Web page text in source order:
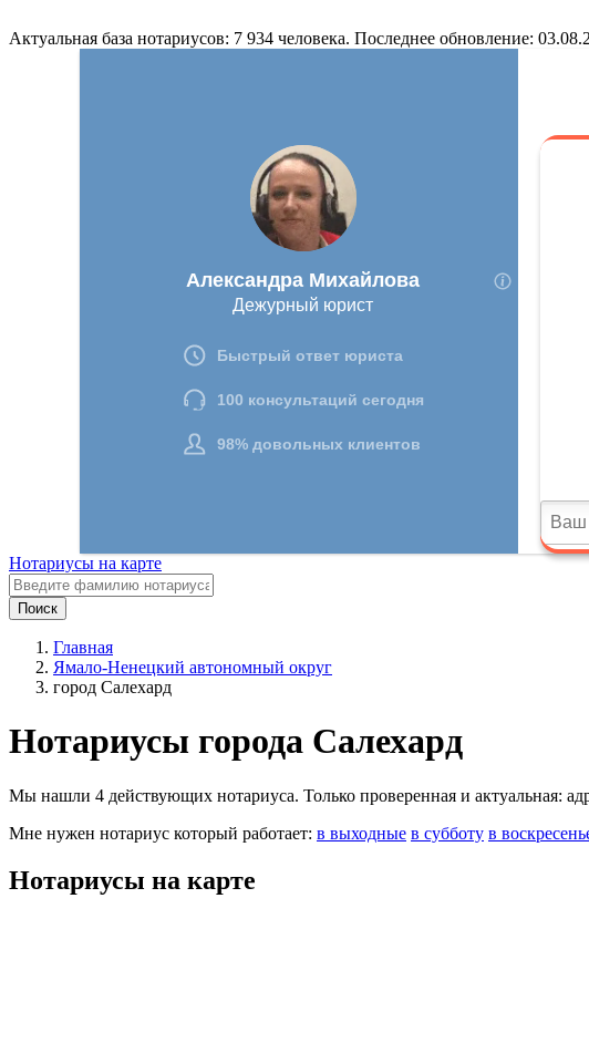
Актуальная база нотариусов: 7 934 человека. Последнее обновление:
Нотариусы на карте
Поиск
Главная
Ямало-Ненецкий автономный округ
город Салехард
Нотариусы города Салехард
Мы нашли 4 действующих нотариуса. Только проверенная и актуальная:
Мне нужен нотариус который работает: в выходные в субботу в
Нотариусы на карте